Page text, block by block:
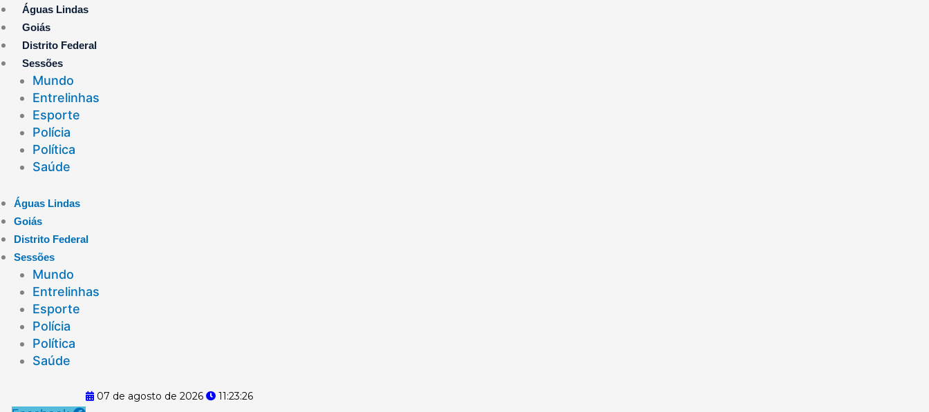
Ir
para
o
conteúdo
Águas Lindas
Goiás
Distrito Federal
Sessões
Mundo
Entrelinhas
Esporte
Polícia
Política
Saúde
Águas Lindas
Goiás
Distrito Federal
Sessões
Mundo
Entrelinhas
Esporte
Polícia
Política
Saúde
07 de agosto de 2026 11:23:26